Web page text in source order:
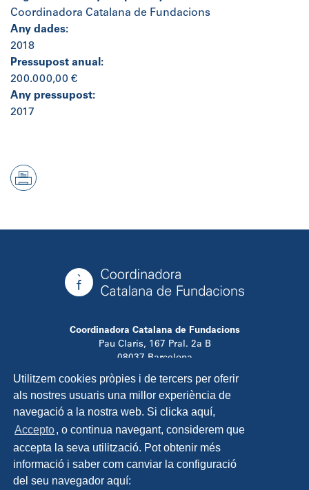
Utilitzem cookies pròpies i de tercers per oferir
als nostres usuaris una millor experiència de
navegació a la nostra web. Si clicka aquí,
Accepto, o continua navegant, considerem que
accepta la seva utilització. Pot obtenir més
informació i saber com canviar la configuració
del seu navegador aquí:
Coordinadora Catalana de Fundacions
Any dades:
2018
Pressupost anual:
200.000,00 €
Any pressupost:
2017
Coordinadora Catalana de Fundacions
Pau Claris, 167 Pral. 2a B
08037 Barcelona
info@ccfundacions.cat
Contacta
Política de privadesa